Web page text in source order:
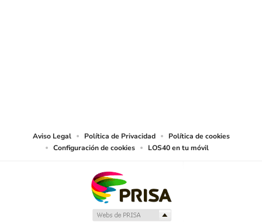
Aviso Legal Política de Privacidad
Política de cookies
Configuración de cookies
LOS40 en tu móvil